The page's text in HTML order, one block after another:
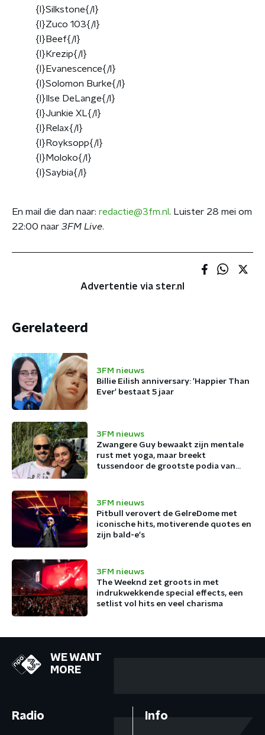
{l}Silkstone{/l}
{l}Zuco 103{/l}
{l}Beef{/l}
{l}Krezip{/l}
{l}Evanescence{/l}
{l}Solomon Burke{/l}
{l}Ilse DeLange{/l}
{l}Junkie XL{/l}
{l}Relax{/l}
{l}Royksopp{/l}
{l}Moloko{/l}
{l}Saybia{/l}
En mail die dan naar: redactie@3fm.nl . Luister 28 mei om
22:00 naar 3FM Live.
Advertentie via ster.nl
Gerelateerd
3FM nieuws
Billie Eilish anniversary: 'Happier Than
Ever' bestaat 5 jaar
3FM nieuws
Zwangere Guy bewaakt zijn mentale
rust met yoga, maar breekt
tussendoor de grootste podia van
3FM nieuws
Pitbull verovert de GelreDome met
iconische hits, motiverende quotes en
zijn bald-e's
3FM nieuws
The Weeknd zet groots in met
indrukwekkende special effects, een
setlist vol hits en veel charisma
WE WANT
MORE
Radio Info